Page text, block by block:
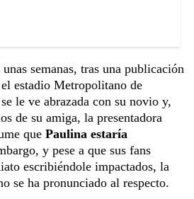
semanas, tras una publicación
estadio Metropolitano de
le ve abrazada con su novio y,
de su amiga, la presentadora
que Paulina estaría
y pese a que sus fans
escribiéndole impactados, la
se ha pronunciado al respecto.